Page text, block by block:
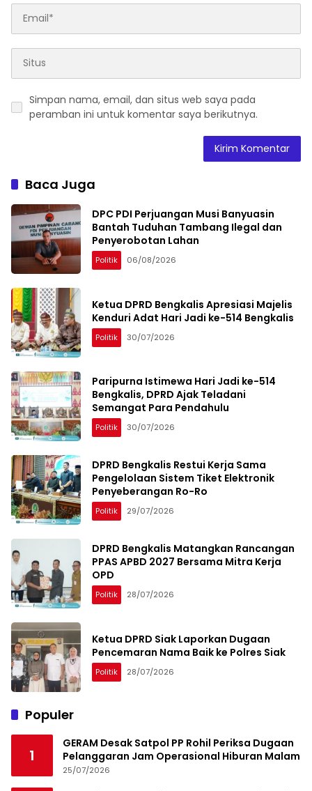
Simpan nama, email, dan situs web saya pada
peramban ini untuk komentar saya berikutnya.
Baca Juga
DPC PDI Perjuangan Musi Banyuasin
Bantah Tuduhan Tambang Ilegal dan
Penyerobotan Lahan
Politik 06/08/2026
Ketua DPRD Bengkalis Apresiasi Majelis
Kenduri Adat Hari Jadi ke-514 Bengkalis
Politik 30/07/2026
Paripurna Istimewa Hari Jadi ke-514
Bengkalis, DPRD Ajak Teladani
Semangat Para Pendahulu
Politik 30/07/2026
DPRD Bengkalis Restui Kerja Sama
Pengelolaan Sistem Tiket Elektronik
Penyeberangan Ro-Ro
Politik 29/07/2026
DPRD Bengkalis Matangkan Rancangan
PPAS APBD 2027 Bersama Mitra Kerja
OPD
Politik 28/07/2026
Ketua DPRD Siak Laporkan Dugaan
Pencemaran Nama Baik ke Polres Siak
Politik 28/07/2026
Populer
1
GERAM Desak Satpol PP Rohil Periksa Dugaan
Pelanggaran Jam Operasional Hiburan Malam
25/07/2026